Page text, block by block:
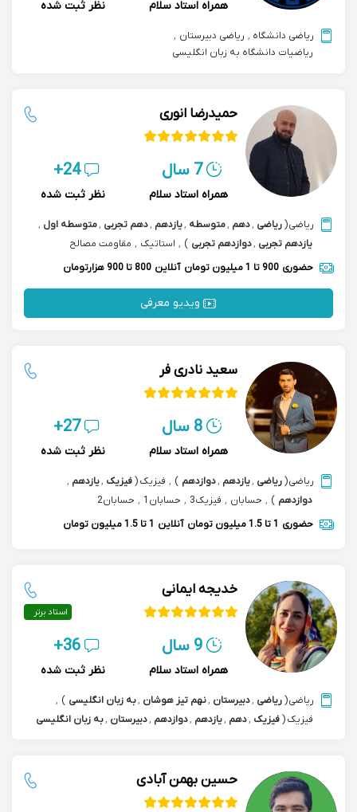
همراه استاد سلام نظر ثبت شده
ریاضی دانشگاه , ریاضی دبیرستان ,
ریاضیات دانشگاه به زبان انگلیسی
حمیدرضا انوری
7 سال
همراه استاد سلام
24+
نظر ثبت شده
ریاضی(ریاضی ,دهم ,متوسطه ,یازدهم ,دهم تجربی ,متوسطه اول ,
یازدهم تجربی ,دوازدهم تجربی )
, استاتیک , مقاومت مصالح
حضوری 900 تا 1 میلیون تومان آنلاین 800 تا 900 هزارتومان
ویدیو معرفی
سعید نادری فر
8 سال
همراه استاد سلام
27+
نظر ثبت شده
ریاضی(ریاضی ,یازدهم ,دوازدهم )
, فیزیک(فیزیک ,یازدهم ,
دوازدهم )
, حسابان , فیزیک3 , حسابان1 , حسابان2
حضوری 1 تا 1.5 میلیون تومان آنلاین 1 تا 1.5 میلیون تومان
خدیجه ایمانی
استاد برتر
9 سال
همراه استاد سلام
36+
نظر ثبت شده
ریاضی(ریاضی ,دبیرستان ,نهم تیز هوشان ,به زبان انگلیسی )
,
فیزیک(فیزیک ,دهم ,یازدهم ,دوازدهم ,دبیرستان ,به زبان انگلیسی
حسین بهمن آبادی